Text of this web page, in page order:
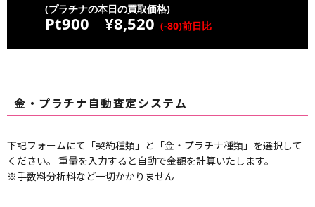
これらの情報をご提供いただけない場合は、お
しては、それぞれその利用目的を限定してお預か
りします。
個人情報の取得
当社は法令に基づき、適正且つ公正な手段でお
(プラチナの本日の買取価格)
Pt900 ¥8,520 (-80)前日比
金・プラチナ自動査定システム
下記フォームにて「契約種類」と「金・プラチナ種類」を選択して
ください。 重量を入力すると自動で金額を計算いたします。
※手数料分析料など一切かかりません